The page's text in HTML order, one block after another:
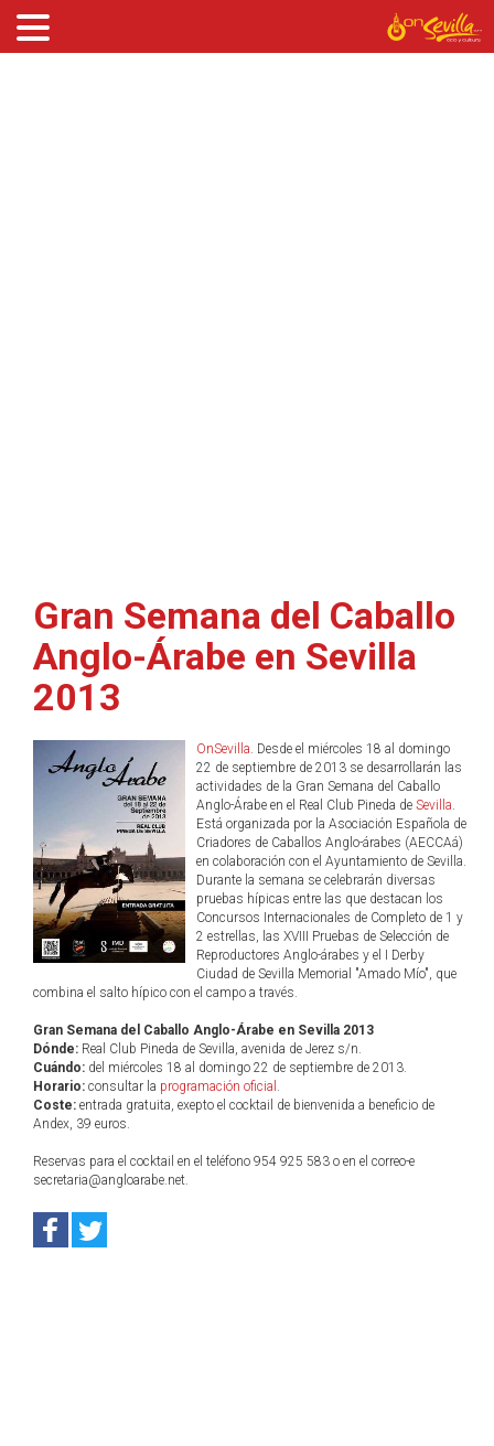
Gran Semana del Caballo
Anglo-Árabe en Sevilla
2013
OnSevilla. Desde el miércoles 18 al domingo
22 de septiembre de 2013 se desarrollarán las
actividades de la Gran Semana del Caballo
Anglo-Árabe en el Real Club Pineda de Sevilla.
Está organizada por la Asociación Española de
Criadores de Caballos Anglo-árabes (AECCAá)
en colaboración con el Ayuntamiento de Sevilla.
Durante la semana se celebrarán diversas
pruebas hípicas entre las que destacan los
Concursos Internacionales de Completo de 1 y
2 estrellas, las XVIII Pruebas de Selección de
Reproductores Anglo-árabes y el I Derby
Ciudad de Sevilla Memorial "Amado Mío", que
combina el salto hípico con el campo a través.
Gran Semana del Caballo Anglo-Árabe en Sevilla 2013
Dónde: Real Club Pineda de Sevilla, avenida de Jerez s/n.
Cuándo: del miércoles 18 al domingo 22 de septiembre de 2013.
Horario: consultar la programación oficial .
Coste: entrada gratuita, exepto el cocktail de bienvenida a beneficio de
Andex, 39 euros.
Reservas para el cocktail en el teléfono 954 925 583 o en el correo-e
secretaria@angloarabe.net.